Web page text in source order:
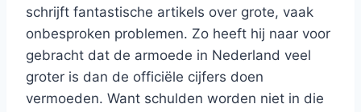
schrijft fantastische artikels over grote, vaak
onbesproken problemen. Zo heeft hij naar voor
gebracht dat de armoede in Nederland veel
groter is dan de officiële cijfers doen
vermoeden. Want schulden worden niet in die